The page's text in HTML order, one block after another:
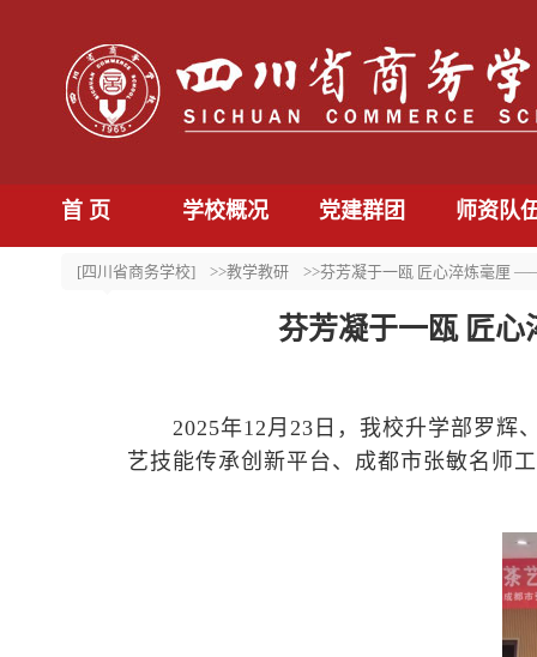
[四川省商务学校] >>教学教研 >>芬芳凝于一瓯 匠心淬炼毫厘
芬芳凝于一瓯 匠
2025年12月23 日，我校升学部罗辉
艺技能传承创新平台、成都市张敏名师
首 页 学校概况 党建群团 师资队